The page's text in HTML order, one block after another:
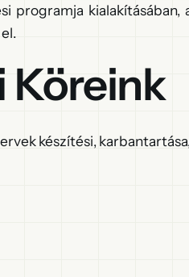
programja kialakításában,
Köreink
készítési,